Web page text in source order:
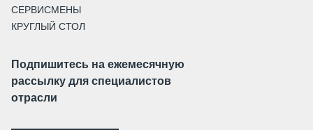
СЕРВИСМЕНЫ
КРУГЛЫЙ СТОЛ
Подпишитесь на ежемесячную
рассылку для специалистов
отрасли